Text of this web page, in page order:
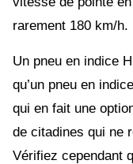
rarement 180 km/h.
Un pneu en indice
qu’un pneu en
qui en fait une
de citadines qui ne
Vérifiez cependant